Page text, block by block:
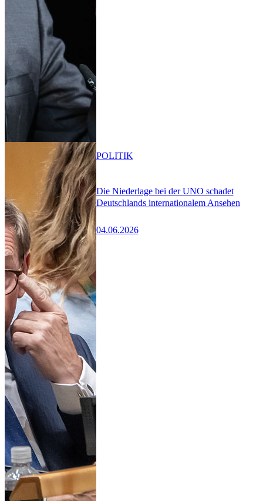
Die Niederlage bei der UNO schadet
Deutschlands internationalem Ansehen
04.06.2026
POLITIK